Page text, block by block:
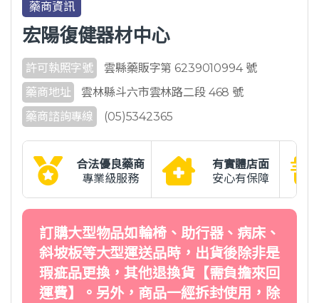
藥商資訊
宏陽復健器材中心
許可執照字號
雲縣藥販字第 6239010994 號
藥商地址
雲林縣斗六市雲林路二段 468 號
藥商諮詢專線
(05)5342365
合法優良藥商
專業級服務
有實體店面
安心有保障
訂購大型物品如輪椅、助行器、病床、
斜坡板等大型運送品時，出貨後除非是
瑕疵品更換，其他退換貨【需負擔來回
運費】。另外，商品一經拆封使用，除